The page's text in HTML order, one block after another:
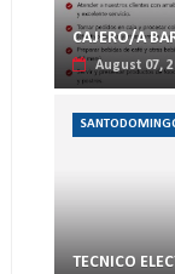
CAJERO/A
August 07,
TECNICO